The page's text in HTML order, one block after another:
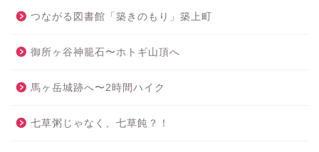
つながる図書館「築きのもり」築上町
御所ヶ谷神籠石〜ホトギ山頂へ
馬ヶ岳城跡へ〜2時間ハイク
七草粥じゃなく、七草飩？！